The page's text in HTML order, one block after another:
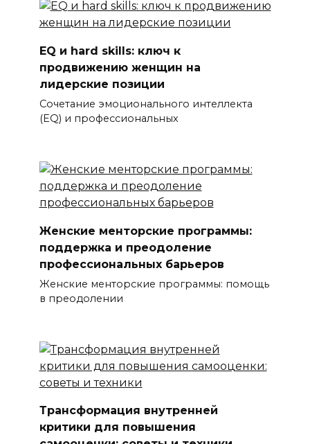
EQ и hard skills: ключ к
продвижению женщин на
лидерские позиции
Сочетание эмоционального интеллекта
(EQ) и профессиональных
Женские менторские программы:
поддержка и преодоление
профессиональных барьеров
Женские менторские программы: помощь
в преодолении
Трансформация внутренней
критики для повышения